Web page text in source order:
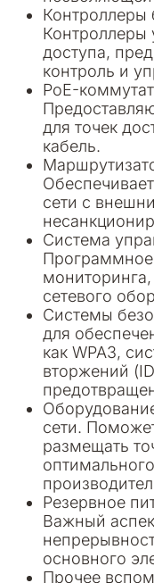
Контроллеры
Контроллеры
доступа,
контроль и
PoE-
для точек
кабель.
сети с
Система
Программное
сетевого
Системы
для
как WPA3,
вторжений
сети.
размещать
Резервное
Важный
основного
Прочее